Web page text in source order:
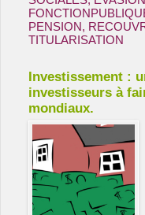
PENSION,
TITULARISATION
Investissement :
investisseurs à
mondiaux.